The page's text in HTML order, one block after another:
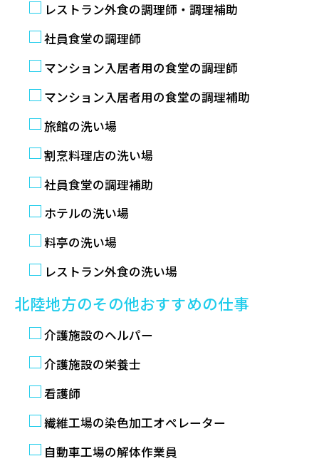
レストラン外食の調理師・調理補助
社員食堂の調理師
マンション入居者用の食堂の調理師
マンション入居者用の食堂の調理補助
旅館の洗い場
割烹料理店の洗い場
社員食堂の調理補助
ホテルの洗い場
料亭の洗い場
レストラン外食の洗い場
北陸地方のその他おすすめの仕事
介護施設のヘルパー
介護施設の栄養士
看護師
繊維工場の染色加工オペレーター
自動車工場の解体作業員